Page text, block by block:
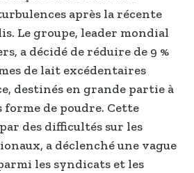
après la récente
Le groupe, leader mondial
a décidé de réduire de 9 %
de lait excédentaires
destinés en grande partie à
forme de poudre. Cette
des difficultés sur les
a déclenché une vague
les syndicats et les